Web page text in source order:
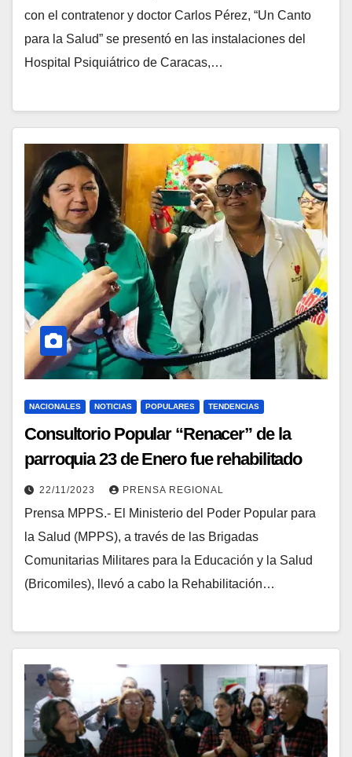
con el contratenor y doctor Carlos Pérez, “Un Canto
para la Salud” se presentó en las instalaciones del
Hospital Psiquiátrico de Caracas,…
NACIONALES NOTICIAS POPULARES TENDENCIAS
Consultorio Popular “Renacer” de la
parroquia 23 de Enero fue rehabilitado
por las Bricomiles
22/11/2023 PRENSA REGIONAL
Prensa MPPS.- El Ministerio del Poder Popular para
la Salud (MPPS), a través de las Brigadas
Comunitarias Militares para la Educación y la Salud
(Bricomiles), llevó a cabo la Rehabilitación…